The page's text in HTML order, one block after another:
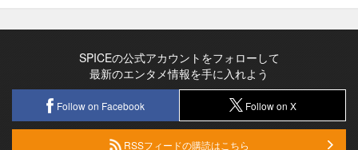
SPICEの公式アカウントをフォローして
最新のエンタメ情報を手に入れよう
Follow on Facebook Follow on X
RSSフィードの購読はこちら